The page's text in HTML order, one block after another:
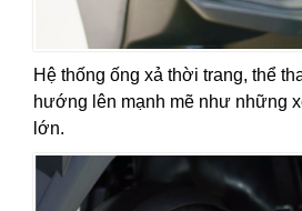
Hệ thống ống xả thời trang, thể
hướng lên mạnh mẽ như những
lớn.